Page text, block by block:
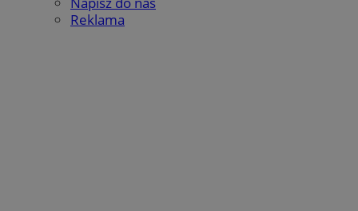
Reklama